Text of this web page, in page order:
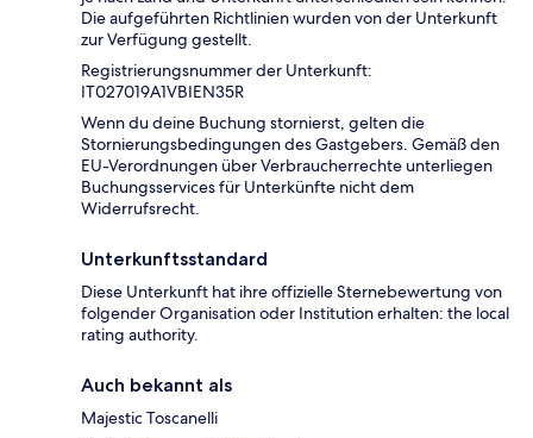
Die aufgeführten Richtlinien wurden von der Unterkunft
zur Verfügung gestellt.
Registrierungsnummer der Unterkunft:
IT027019A1VBIEN35R
Wenn du deine Buchung stornierst, gelten die
Stornierungsbedingungen des Gastgebers. Gemäß den
EU-Verordnungen über Verbraucherrechte unterliegen
Buchungsservices für Unterkünfte nicht dem
Widerrufsrecht.
Unterkunftsstandard
Diese Unterkunft hat ihre offizielle Sternebewertung von
folgender Organisation oder Institution erhalten: the local
rating authority.
Auch bekannt als
Majestic Toscanelli